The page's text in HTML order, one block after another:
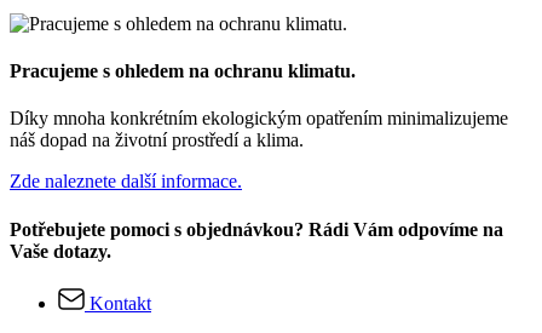
Pracujeme s ohledem na ochranu klimatu.
Díky mnoha konkrétním ekologickým opatřením minimalizujeme
náš dopad na životní prostředí a klima.
Zde naleznete další informace.
Potřebujete pomoci s objednávkou? Rádi Vám odpovíme na
Vaše dotazy.
Kontakt